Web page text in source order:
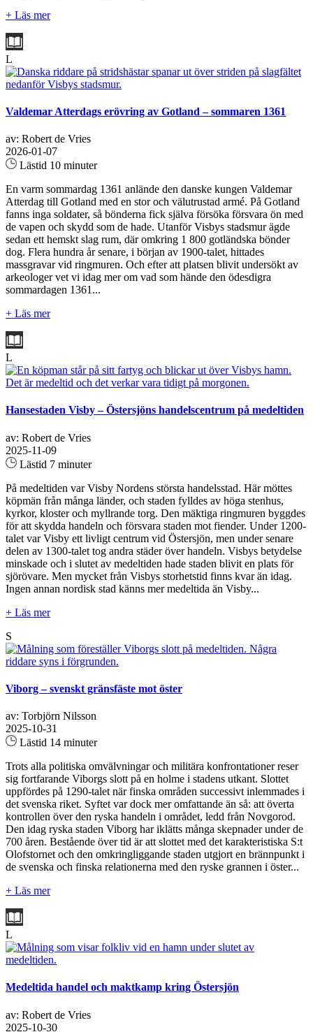
+ Läs mer
L
Valdemar Atterdags erövring av Gotland – sommaren 1361
av: Robert de Vries
2026-01-07
Lästid 10 minuter
En varm sommardag 1361 anlände den danske kungen Valdemar
Atterdag till Gotland med en stor och välutrustad armé. På Gotland
fanns inga soldater, så bönderna fick själva försöka försvara ön med
de vapen och skydd som de hade. Utanför Visbys stadsmur ägde
sedan ett hemskt slag rum, där omkring 1 800 gotländska bönder
dog. Flera hundra år senare, i början av 1900-talet, hittades
massgravar vid ringmuren. Och efter att platsen blivit undersökt av
arkeologer vet vi idag mer om vad som hände den ödesdigra
sommardagen 1361...
+ Läs mer
L
Hansestaden Visby – Östersjöns handelscentrum på medeltiden
av: Robert de Vries
2025-11-09
Lästid 7 minuter
På medeltiden var Visby Nordens största handelsstad. Här möttes
köpmän från många länder, och staden fylldes av höga stenhus,
kyrkor, kloster och myllrande torg. Den mäktiga ringmuren byggdes
för att skydda handeln och försvara staden mot fiender. Under 1200-
talet var Visby ett livligt centrum vid Östersjön, men under senare
delen av 1300-talet tog andra städer över handeln. Visbys betydelse
minskade och i slutet av medeltiden hade staden blivit en plats för
sjörövare. Men mycket från Visbys storhetstid finns kvar än idag.
Ingen annan nordisk stad känns mer medeltida än Visby...
+ Läs mer
S
Viborg – svenskt gränsfäste mot öster
av: Torbjörn Nilsson
2025-10-31
Lästid 14 minuter
Trots alla politiska omvälvningar och militära konfrontationer reser
sig fortfarande Viborgs slott på en holme i stadens utkant. Slottet
uppfördes på 1290-talet när finska områden successivt inlemmades i
det svenska riket. Syftet var dock mer omfattande än så: att överta
kontrollen över den ryska handeln i området, ledd från Novgorod.
Den idag ryska staden Viborg har iklätts många skepnader under de
700 åren. Bestående över tid är att slottet med det karakteristiska S:t
Olofstornet och den omkringliggande staden utgjort en brännpunkt i
de svenska och finska relationerna med den ryske grannen i öster...
+ Läs mer
L
Medeltida handel och maktkamp kring Östersjön
av: Robert de Vries
2025-10-30